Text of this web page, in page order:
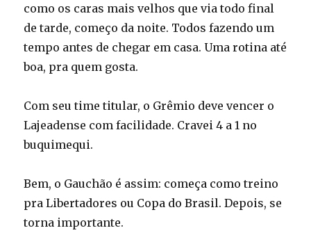
como os caras mais velhos que via todo final
de tarde, começo da noite. Todos fazendo um
tempo antes de chegar em casa. Uma rotina até
boa, pra quem gosta.
Com seu time titular, o Grêmio deve vencer o
Lajeadense com facilidade. Cravei 4 a 1 no
buquimequi.
Bem, o Gauchão é assim: começa como treino
pra Libertadores ou Copa do Brasil. Depois, se
torna importante.